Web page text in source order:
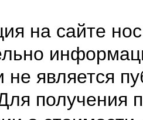
на сайте
не является
получения